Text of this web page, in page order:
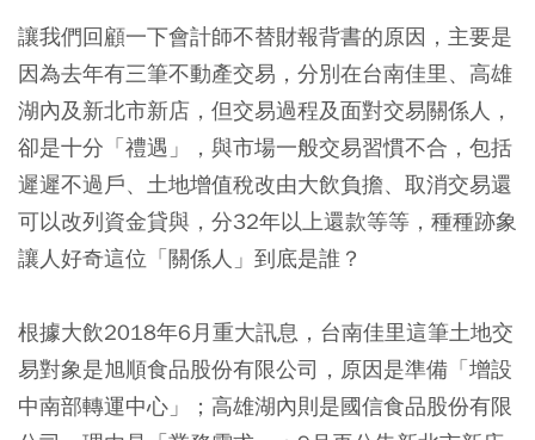
讓我們回顧一下會計師不替財報背書的原因，主要是
因為去年有三筆不動產交易，分別在台南佳里、高雄
湖內及新北市新店，但交易過程及面對交易關係人，
卻是十分「禮遇」，與市場一般交易習慣不合，包括
遲遲不過戶、土地增值稅改由大飲負擔、取消交易還
可以改列資金貸與，分32年以上還款等等，種種跡象
讓人好奇這位「關係人」到底是誰？
根據大飲2018年6月重大訊息，台南佳里這筆土地交
易對象是旭順食品股份有限公司，原因是準備「增設
中南部轉運中心」；高雄湖內則是國信食品股份有限